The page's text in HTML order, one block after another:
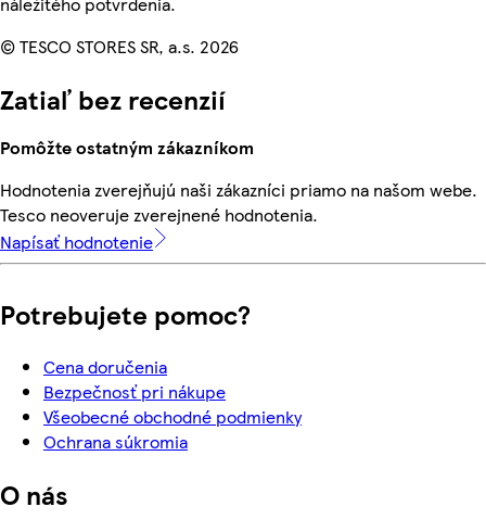
© TESCO STORES SR, a.s. 2026
Zatiaľ bez recenzií
Pomôžte ostatným zákazníkom
Hodnotenia zverejňujú naši zákazníci priamo na našom webe.
Tesco neoveruje zverejnené hodnotenia.
Napísať hodnotenie
Potrebujete pomoc?
Cena doručenia
Bezpečnosť pri nákupe
Všeobecné obchodné podmienky
Ochrana súkromia
O nás